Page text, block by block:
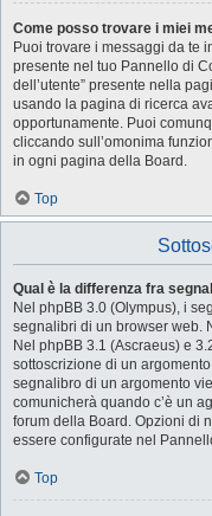
Come posso trovare i miei
Puoi trovare i messaggi da te
presente nel tuo Pannello di
dell’utente” presente nella
usando la pagina di ricerca
opportunamente. Puoi
cliccando sull’omonima
in ogni pagina della Board.
Top
Qual è la differenza fra
Nel phpBB 3.0 (Olympus), i
segnalibri di un browser web.
Nel phpBB 3.1 (Ascraeus) e
sottoscrizione di un
segnalibro di un argomento
comunicherà quando c’è un
forum della Board. Opzioni di
essere configurate nel
Top